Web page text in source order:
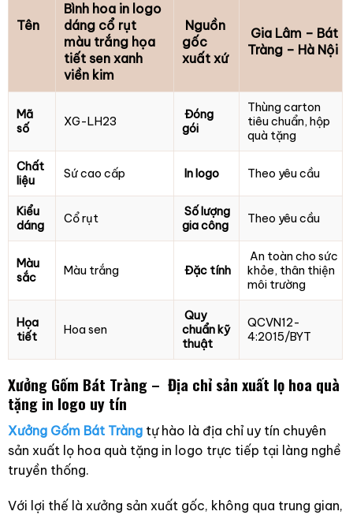
Tên
Bình hoa in logo
dáng cổ rụt
màu trắng họa
tiết sen xanh
viền kim
Nguồn
gốc
xuất xứ
Gia Lâm – Bát
Tràng – Hà Nội
Mã
số
XG-LH23
Đóng
gói
Thùng carton
tiêu chuẩn, hộp
quà tặng
Chất
liệu
Sứ cao cấp In logo Theo yêu cầu
Kiểu
dáng
Cổ rụt
Số lượng
gia công
Theo yêu cầu
Màu
sắc
Màu trắng Đặc tính
An toàn cho sức
khỏe, thân thiện
môi trường
Họa
tiết
Hoa sen
Quy
chuẩn kỹ
thuật
QCVN12-
4:2015/BYT
Xưởng Gốm Bát Tràng – Địa chỉ sản xuất lọ hoa quà
tặng in logo uy tín
Xưởng Gốm Bát Tràngtự hào là địa chỉ uy tín chuyên
sản xuất lọ hoa quà tặng in logo trực tiếp tại làng nghề
truyền thống.
Với lợi thế là xưởng sản xuất gốc, không qua trung gian,